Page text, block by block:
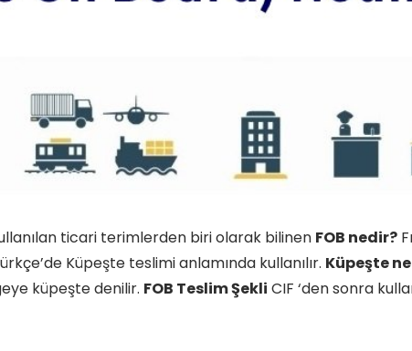
ticari terimlerden biri olarak bilinen FOB nedir?
Küpeşte teslimi anlamında kullanılır. Küpeşte
küpeşte denilir. FOB Teslim Şekli CIF ‘den sonra